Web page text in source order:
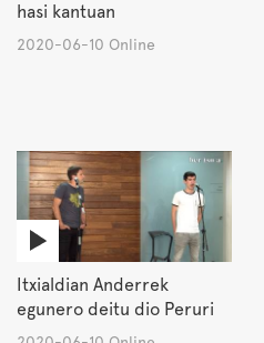
hasi kantuan
2020-06-10 Online
Itxialdian Anderrek
egunero deitu dio Peruri